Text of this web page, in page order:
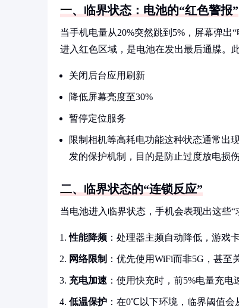
一、临界状态：电池的“红色警报”
当手机电量从20%突然跳到5%，屏幕弹
进入红色区域，是电池在发出最后通牒。
关闭后台应用刷新
降低屏幕亮度至30%
暂停定位服务
限制相机等高耗电功能这种状态通常出
发的保护机制，目的是防止过度放电损伤
二、临界状态的“连锁反应”
当电池进入临界状态，手机会表现出这些“
性能降频 ：处理器主频自动降低，游戏
网络限制 ：优先使用WiFi而非5G，甚至
充电加速 ：使用快充时，前5%电量充电
低温保护 ：在0℃以下环境，临界阈值会